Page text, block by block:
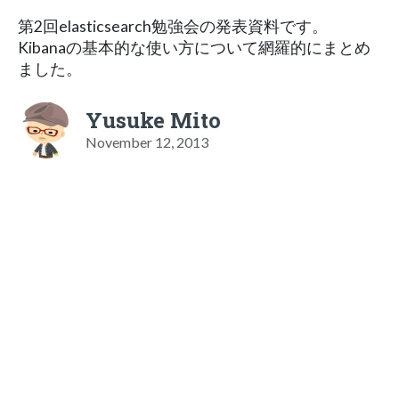
第2回elasticsearch勉強会の発表資料です。
Kibanaの基本的な使い方について網羅的にまとめ
ました。
Yusuke Mito
November 12, 2013